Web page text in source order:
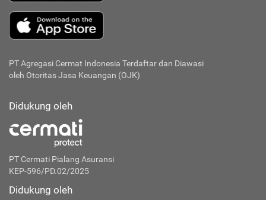
PT Agregasi Cermat Indonesia Terdaftar dan Diawasi
oleh Otoritas Jasa Keuangan (OJK)
Didukung oleh
PT Cermati Pialang Asuransi
KEP-596/PD.02/2025
Didukung oleh